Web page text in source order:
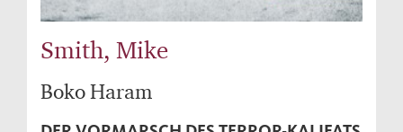
Smith, Mike
Boko Haram